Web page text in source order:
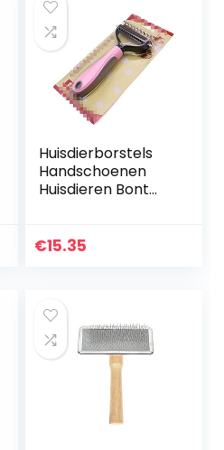
Huisdierborstels
Handschoenen
Huisdieren Bont
Shedding Tools Pet
€15.35